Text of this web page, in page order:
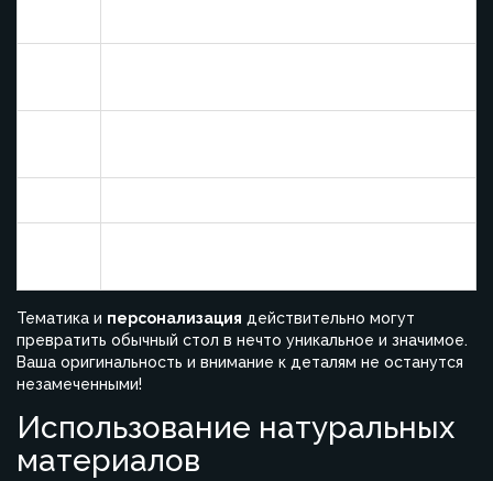
Тематика и персонализация действительно могут
превратить обычный стол в нечто уникальное и значимое.
Ваша оригинальность и внимание к деталям не останутся
незамеченными!
Использование натуральных
материалов